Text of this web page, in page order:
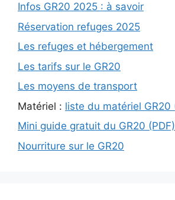
Infos GR20 2025 : à savoir
Réservation refuges 2025
Les refuges et hébergement
Les tarifs sur le GR20
Les moyens de transport
Matériel : liste du matériel GR20
Mini guide gratuit du GR20 (PDF)
Nourriture sur le GR20